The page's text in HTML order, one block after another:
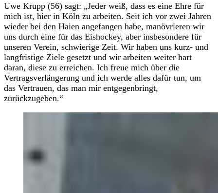
Uwe Krupp (56) sagt: „Jeder weiß, dass es eine Ehre für
mich ist, hier in Köln zu arbeiten. Seit ich vor zwei Jahren
wieder bei den Haien angefangen habe, manövrieren wir
uns durch eine für das Eishockey, aber insbesondere für
unseren Verein, schwierige Zeit. Wir haben uns kurz- und
langfristige Ziele gesetzt und wir arbeiten weiter hart
daran, diese zu erreichen. Ich freue mich über die
Vertragsverlängerung und ich werde alles dafür tun, um
das Vertrauen, das man mir entgegenbringt,
zurückzugeben.“